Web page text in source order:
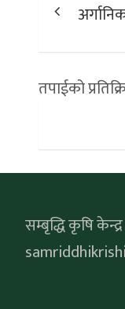
तपाईको
सम्बृद्धि कृषि केन्द्र